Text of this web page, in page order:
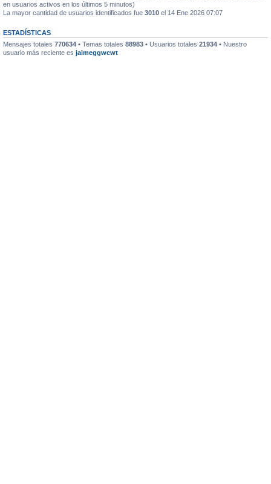
en usuarios activos en los últimos 5 minutos)
La mayor cantidad de usuarios identificados fue 3010 el 14 Ene 2026 07:07
ESTADÍSTICAS
Mensajes totales 770634 • Temas totales 88983 • Usuarios totales 21934 • Nuestro
usuario más reciente es jaimeggwcwt